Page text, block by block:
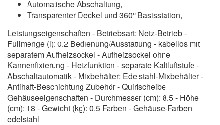
Automatische Abschaltung,
Transparenter Deckel und 360° Basisstation,
Leistungseigenschaften - Betriebsart: Netz-Betrieb -
Füllmenge (l): 0.2 Bedienung/Ausstattung - kabellos mit
separatem Aufheizsockel - Aufheizsockel ohne
Kannenfixierung - Heizfunktion - separate Kaltluftstufe -
Abschaltautomatik - Mixbehälter: Edelstahl-Mixbehälter -
Antihaft-Beschichtung Zubehör - Quirlscheibe
Gehäuseeigenschaften - Durchmesser (cm): 8.5 - Höhe
(cm): 18 - Gewicht (kg): 0.5 Farben - Gehäuse-Farben:
edelstahl